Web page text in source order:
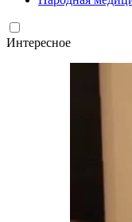
Интересное